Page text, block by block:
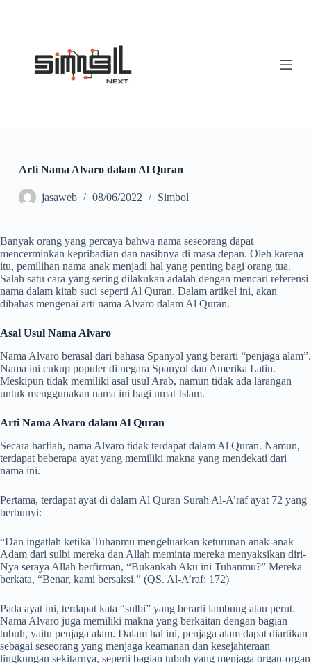
Arti Nama Alvaro dalam Al Quran
jasaweb 08/06/2022 Simbol
Banyak orang yang percaya bahwa nama seseorang dapat
mencerminkan kepribadian dan nasibnya di masa depan. Oleh karena
itu, pemilihan nama anak menjadi hal yang penting bagi orang tua.
Salah satu cara yang sering dilakukan adalah dengan mencari referensi
nama dalam kitab suci seperti Al Quran. Dalam artikel ini, akan
dibahas mengenai arti nama Alvaro dalam Al Quran.
Asal Usul Nama Alvaro
Nama Alvaro berasal dari bahasa Spanyol yang berarti “penjaga alam”.
Nama ini cukup populer di negara Spanyol dan Amerika Latin.
Meskipun tidak memiliki asal usul Arab, namun tidak ada larangan
untuk menggunakan nama ini bagi umat Islam.
Arti Nama Alvaro dalam Al Quran
Secara harfiah, nama Alvaro tidak terdapat dalam Al Quran. Namun,
terdapat beberapa ayat yang memiliki makna yang mendekati dari
nama ini.
Pertama, terdapat ayat di dalam Al Quran Surah Al-A’raf ayat 72 yang
berbunyi:
“Dan ingatlah ketika Tuhanmu mengeluarkan keturunan anak-anak
Adam dari sulbi mereka dan Allah meminta mereka menyaksikan diri-
Nya seraya Allah berfirman, “Bukankah Aku ini Tuhanmu?” Mereka
berkata, “Benar, kami bersaksi.” (QS. Al-A’raf: 172)
Pada ayat ini, terdapat kata “sulbi” yang berarti lambung atau perut.
Nama Alvaro juga memiliki makna yang berkaitan dengan bagian
tubuh, yaitu penjaga alam. Dalam hal ini, penjaga alam dapat diartikan
sebagai seseorang yang menjaga keamanan dan kesejahteraan
lingkungan sekitarnya, seperti bagian tubuh yang menjaga organ-organ